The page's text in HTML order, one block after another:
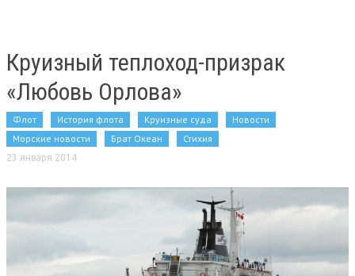
Круизный теплоход-призрак
«Любовь Орлова»
Флот История флота Круизные суда
Новости
Морские новости
Брат Океан Стихия
23 января 2014